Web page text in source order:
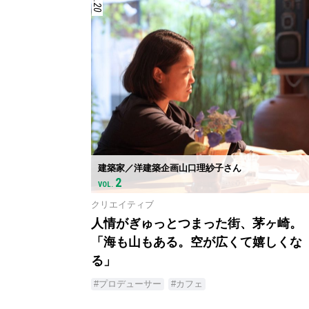
建築家／洋建築企画山口理紗子さん
VOL. 2
クリエイティブ
人情がぎゅっとつまった街、茅ヶ崎。
「海も山もある。空が広くて嬉しくな
る」
#プロデューサー #カフェ